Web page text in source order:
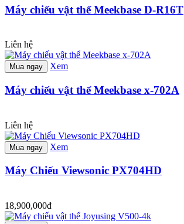
Máy chiếu vật thể Meekbase D-R16T
Liên hệ
Mua ngay Xem
Máy chiếu vật thể Meekbase x-702A
Liên hệ
Mua ngay Xem
Máy Chiếu Viewsonic PX704HD
18,900,000đ